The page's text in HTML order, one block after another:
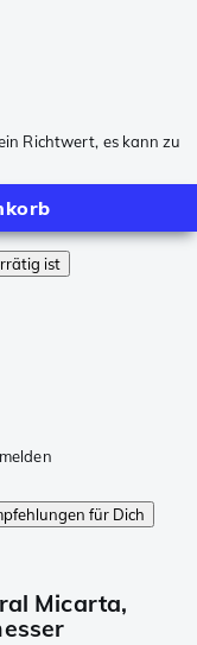
Richtwert, es kann zu
ist
für Dich
Micarta,